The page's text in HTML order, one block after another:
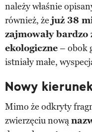
należy właśnie
również, że już 38
zajmowały
ekologiczne– obok
istniały małe,
Nowy
Mimo że odkryty
zwierzęciu nową